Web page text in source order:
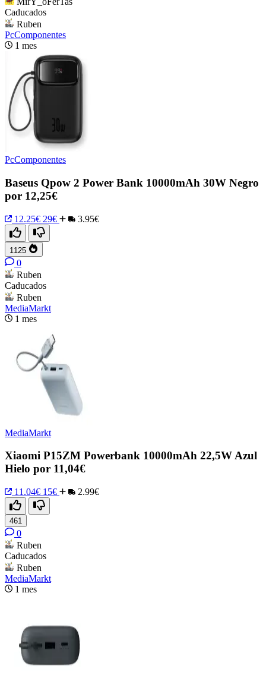
Caducados
Ruben
PcComponentes
1 mes
PcComponentes
Baseus Qpow 2 Power Bank 10000mAh 30W Negro
por 12,25€
12.25€ 29€ 3.95€
1125
0
Ruben
Caducados
Ruben
MediaMarkt
1 mes
MediaMarkt
Xiaomi P15ZM Powerbank 10000mAh 22,5W Azul
Hielo por 11,04€
11.04€ 15€ 2.99€
461
0
Ruben
Caducados
Ruben
MediaMarkt
1 mes